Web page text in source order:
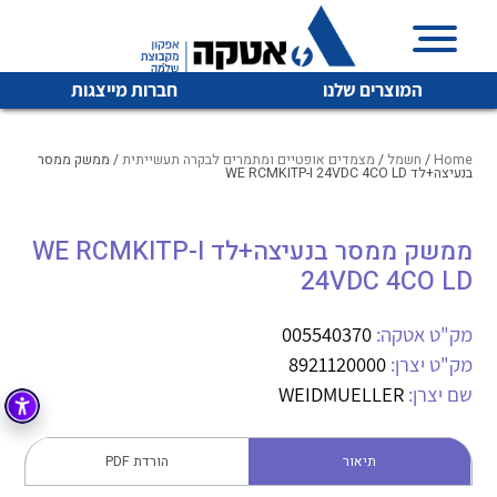
המוצרים שלנו חברות מייצגות
איכות | שרות | זמינות
אטקה בע”מ היא החברה הגדולה והמובילה בישראל בשיווק
מיתוג, בקרה , ואינסטלציה חשמלית ופעילה ב7 תחומים:
חשמל מיתוג ואינסטלציה חשמלית
קופסאות וארונות לחשמל, בקרה ואלקטרוניקה
לכל מוצרי היצרן לכל מוצרי היצרן
לכל מוצרי היצרן לכל מוצרי היצרן
Home
/ חשמל / מצמדים אופטיים ומתמרים לבקרה תעשייתית/ ממשק ממסר
בנעיצה+לד WE RCMKITP-I 24VDC 4CO LD
ממשק ממסר בנעיצה+לד WE RCMKITP-I
24VDC 4CO LD
מק"ט אטקה: 005540370
מק"ט יצרן: 8921120000
שם יצרן: WEIDMUELLER
תיאור הורדת PDF